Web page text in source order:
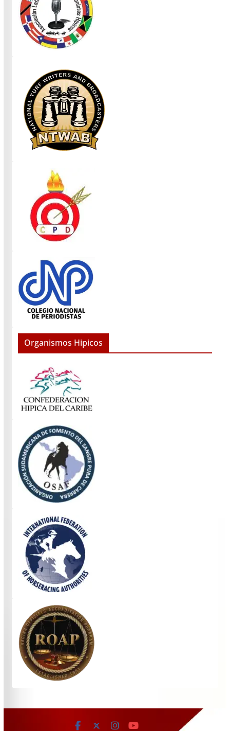
Organismos Hipicos